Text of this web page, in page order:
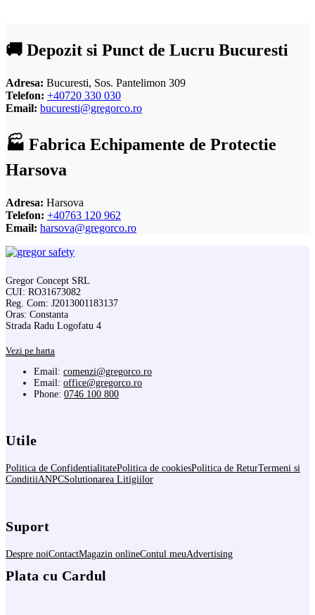
🚚 Depozit si Punct de Lucru Bucuresti
Adresa: Bucuresti, Sos. Pantelimon 309
Telefon: +40720 330 030
Email: bucuresti@gregorco.ro
🏭 Fabrica Echipamente de Protectie
Harsova
Adresa: Harsova
Telefon: +40763 120 962
Email: harsova@gregorco.ro
Gregor Concept SRL
CUI: RO31673082
Reg. Com: J2013001183137
Oras: Constanta
Strada Radu Logofatu 4
Vezi pe harta
Email: comenzi@gregorco.ro
Email: office@gregorco.ro
Phone: 0746 100 800
Utile
Politica de ConfidentialitatePolitica de cookiesPolitica de ReturTermeni si
ConditiiANPCSolutionarea Litigiilor
Suport
Despre noiContactMagazin onlineContul meuAdvertising
Plata cu Cardul